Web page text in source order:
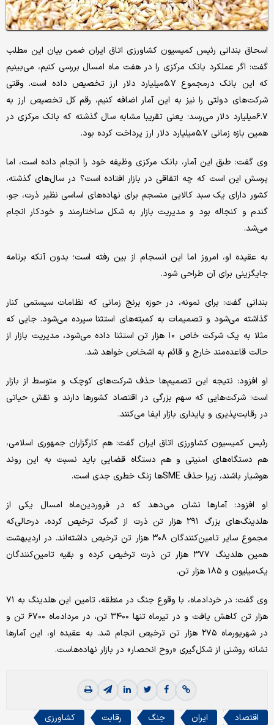
اسحاق بندانی رئیس کمیسیون کشاورزی اتاق ایران ضمن بیان این مطلب
گفت: اگر عملکرد بانک مرکزی را در هفت ماه امسال بررسی کنیم، می‌بینیم
که این بانک درمجموع ۵.۷‌میلیارد دلار ارز تخصیص داده است. وقتی
شرکت‌های دولتی را نیز به این آمار اضافه کنیم، رقم کل تخصیص ارز به
۶.۷‌میلیارد دلار می‌رسد؛ یعنی تقریبا مشابه سال گذشته که بانک مرکزی در
همین بازه زمانی ۵.۷‌میلیارد دلار ارز پرداخت کرده بود.
وی گفت: طبق این آمار، بانک مرکزی وظیفه خود را انجام داده است، اما
پرسش این است که چه اتفاقی در بازار افتاده است؟ در سال‌های گذشته،
کشور دارای یک سبد کالایی منسجم برای نهاده‌های اساسی نظیر ذرت، جو،
گندم و کنجاله بود و مدیریت بازار به شکل ساختارمند و خودکار انجام
می‌شد.
به عقیده او، امروز اما این انسجام از بین رفته است؛ بدون آنکه برنامه
جایگزینی برای آن طراحی شود.
بندانی گفت: برای نمونه، در حوزه برنج زمانی که نظامات سیستمی کنار
گذاشته می‌شود و تصمیمات به کمیته‌های استثنا سپرده می‌شود. جایی که
مثلا به یک شرکت خاص ۱۰ هزار تن استثنا داده می‌شود، مدیریت بازار از
حالت قاعده‌مند خارج و قائم به اشخاص خواهد شد.
او افزود: نتیجه این تصمیم‌ها حذف شرکت‌های کوچک و متوسط از بازار
است؛ شرکت‌هایی که سهم بزرگی در اقتصاد کشورها دارند و نقش حیاتی
در رقابت‌پذیری و پایداری بازار ایفا می‌کنند.
رئیس کمیسیون کشاورزی اتاق ایران گفت: هم کارگزاران جمهوری اسلامی،
هم دستگاه‌های امنیتی و هم دستگاه قضایی باید نسبت به این روند
هوشیار باشند، زیرا حذف SME‌ها زنگ خطری جدی است.
او افزود: آمارها نشان می‌دهد که در فروردین‌ماه امسال یکی از
هلدینگ‌های بزرگ ۲۹۱ هزار تن ذرت از گمرک ترخیص کرده، درحالی‌که
مجموع سایر تامین‌کنندگان ۳۰۸ هزار تن ترخیص داشته‌اند. در اردیبهشت
همین هلدینگ ۳۷۷ هزار تن ذرت ترخیص کرده و بقیه تامین‌کنندگان
یک‌میلیون و ۱۸۵ هزار تن.
وی گفت: در خردادماه، با وقوع جنگ در منطقه، تامین این هلدینگ به ۷۱
هزار تن کاهش یافت و در تیرماه تنها ۳۴۰۰ تن، در مردادماه ۶۷۰۰ تن و
در شهریورماه ۲۷۵ هزار تن ترخیص انجام شد. به عقیده او، این آمارها
نشانه روشنی از شکل‌گیری «روح انحصار» در بازار نهاده‌هاست.
اقتصاد ایران جنگ رقابت کشاورزی